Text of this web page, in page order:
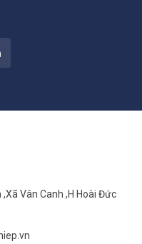
Vân Canh ,H Hoài Đức